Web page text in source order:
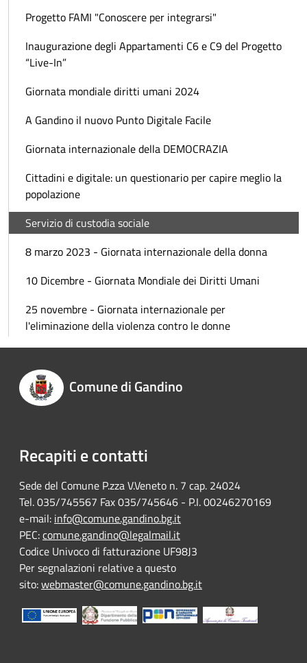
Progetto FAMI "Conoscere per integrarsi"
Inaugurazione degli Appartamenti C6 e C9 del Progetto
“Live-In”
Giornata mondiale diritti umani 2024
A Gandino il nuovo Punto Digitale Facile
Giornata internazionale della DEMOCRAZIA
Cittadini e digitale: un questionario per capire meglio la
popolazione
Servizio di custodia sociale
8 marzo 2023 - Giornata internazionale della donna
10 Dicembre - Giornata Mondiale dei Diritti Umani
25 novembre - Giornata internazionale per
l'eliminazione della violenza contro le donne
Comune di Gandino
Recapiti e contatti
Sede del Comune P.zza V.Veneto n. 7 cap. 24024
Tel. 035/745567 Fax 035/745646 - P.I. 00246270169
e-mail: info@comune.gandino.bg.it
PEC:comune.gandino@legalmail.it
Codice Univoco di fatturazione UF98J3
Per segnalazioni relative a questo
sito:webmaster@comune.gandino.bg.it